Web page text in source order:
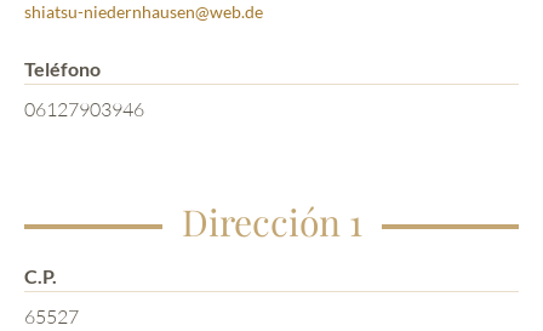
shiatsu-niedernhausen@web.de
Teléfono
06127903946
Dirección 1
C.P.
65527